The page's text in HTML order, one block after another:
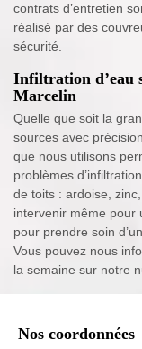
contrats d’entretien
réalisé par des
sécurité.
Infiltration d’eau
Marcelin
Quelle que soit la
sources avec
que nous utilisons
problèmes
de toits : ardoise,
intervenir même pour
pour prendre soin
Vous pouvez nous
la semaine sur notre
Nos coordonnées